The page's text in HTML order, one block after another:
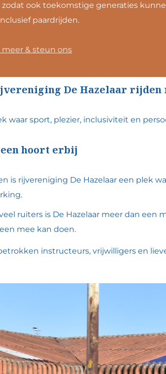
zodat ook toekomstige generaties
paardrijden.
meer & steun ons
De Hazelaar rijden
waar sport, plezier, inclusiviteit en
hoort erbij
is rijvereniging De Hazelaar een plek
ruiters is De Hazelaar meer dan
mee kan doen.
instructeurs, vrijwilligers en